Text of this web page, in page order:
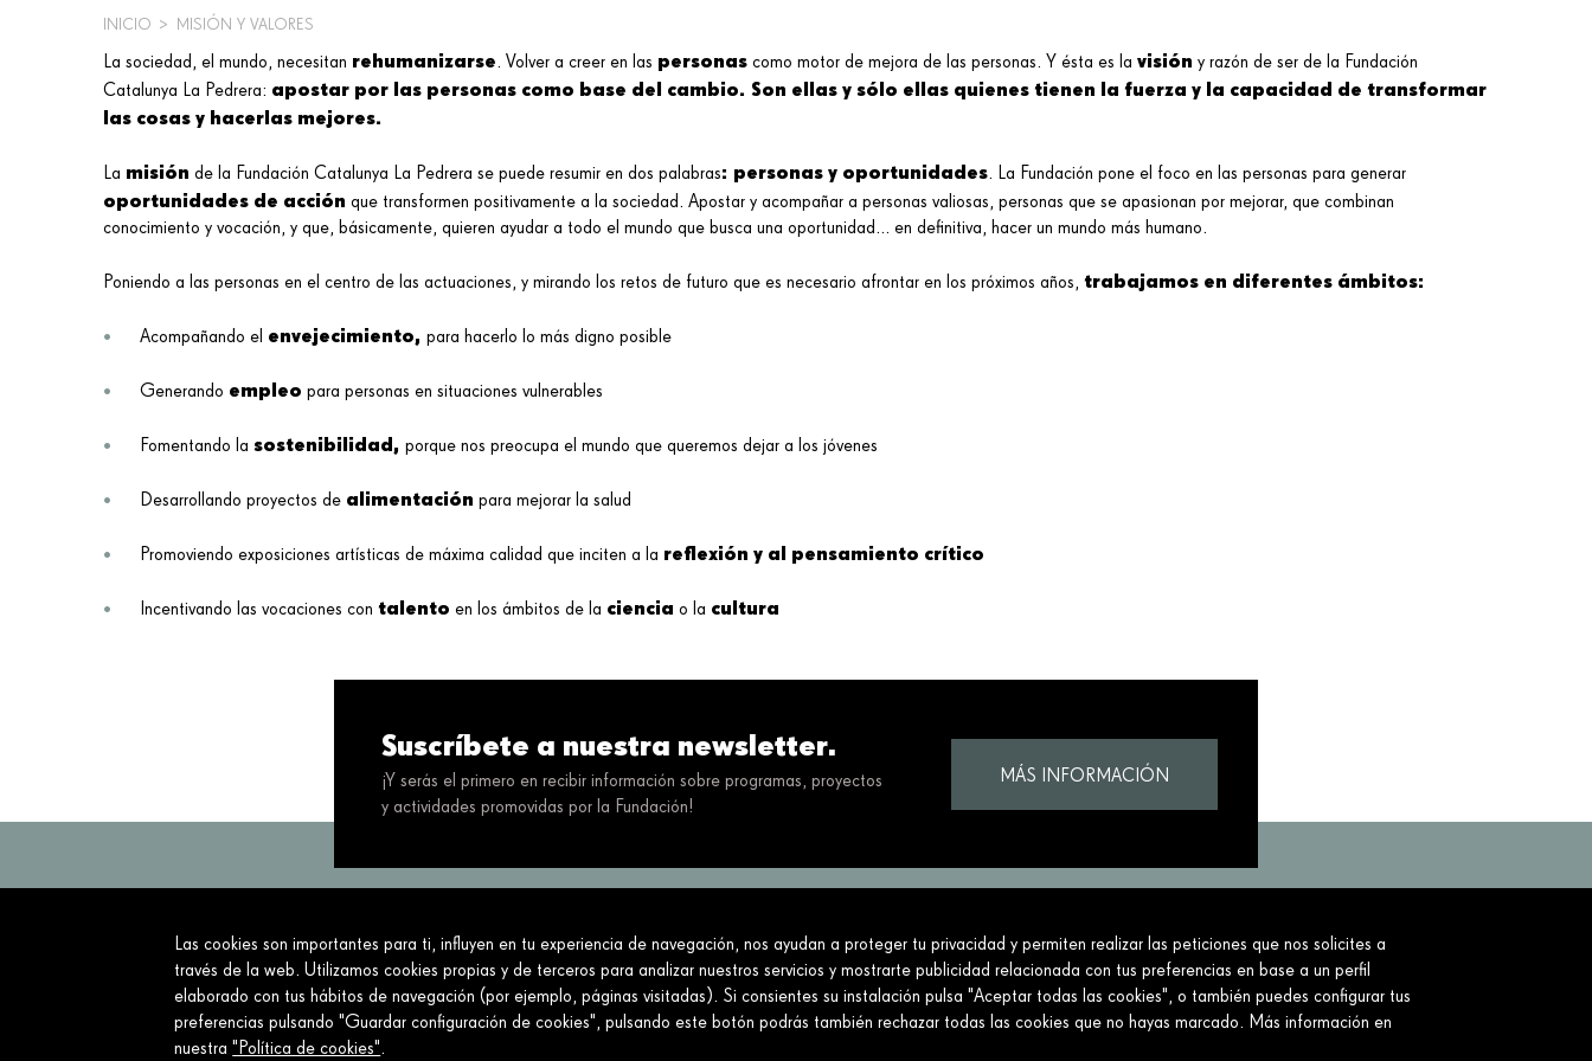
SOBRESCRIBIR
ENLACES
AYUDA
A
LA
INICIO > MISIÓN Y VALORES
La sociedad, el mundo, necesitan rehumanizarse. Volver a creer en las personas como motor de mejora de las personas. Y ésta es la visión y razón de ser de la Fundación
Catalunya La Pedrera: apostar por las personas como base del cambio. Son ellas y sólo ellas quienes tienen la fuerza y la capacidad de transformar
las cosas y hacerlas mejores.
La misión de la Fundación Catalunya La Pedrera se puede resumir en dos palabras: personas y oportunidades. La Fundación pone el foco en las personas para generar
oportunidades de acción que transformen positivamente a la sociedad. Apostar y acompañar a personas valiosas, personas que se apasionan por mejorar, que combinan
conocimiento y vocación, y que, básicamente, quieren ayudar a todo el mundo que busca una oportunidad... en definitiva, hacer un mundo más humano.
Poniendo a las personas en el centro de las actuaciones, y mirando los retos de futuro que es necesario afrontar en los próximos años, trabajamos en diferentes ámbitos:
Acompañando el envejecimiento, para hacerlo lo más digno posible
Generando empleo para personas en situaciones vulnerables
Fomentando la sostenibilidad, porque nos preocupa el mundo que queremos dejar a los jóvenes
Desarrollando proyectos de alimentación para mejorar la salud
Promoviendo exposiciones artísticas de máxima calidad que inciten a la reflexión y al pensamiento crítico
Incentivando las vocaciones con talento en los ámbitos de la ciencia o la cultura
Suscríbete a nuestra newsletter.
¡Y serás el primero en recibir información sobre programas, proyectos
y actividades promovidas por la Fundación!
MÁS INFORMACIÓN
Servimos a la sociedad construyendo un futuro mejor y más justo.
Sobre nosotros Conecta Enlaces
Las cookies son importantes para ti, influyen en tu experiencia de navegación, nos ayudan a proteger tu privacidad y permiten realizar las peticiones que nos solicites a
través de la web. Utilizamos cookies propias y de terceros para analizar nuestros servicios y mostrarte publicidad relacionada con tus preferencias en base a un perfil
elaborado con tus hábitos de navegación (por ejemplo, páginas visitadas). Si consientes su instalación pulsa "Aceptar todas las cookies", o también puedes configurar tus
preferencias pulsando "Guardar configuración de cookies", pulsando este botón podrás también rechazar todas las cookies que no hayas marcado. Más información en
nuestra"Política de cookies".